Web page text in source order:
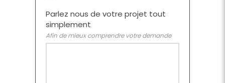
Parlez nous de votre projet tout
simplement
Afin de mieux comprendre votre demande